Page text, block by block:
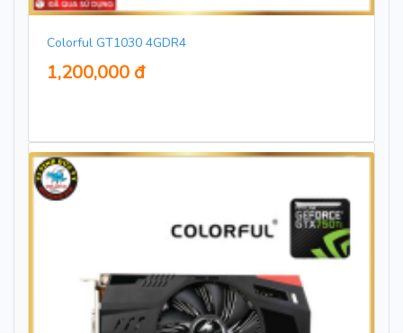
Colorful GT1030 4GDR4
1,200,000 đ